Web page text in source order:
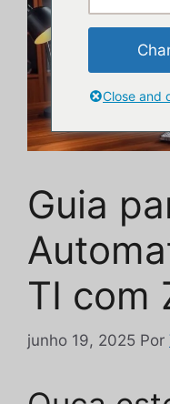
Guia
TI com
junho 19, 2025 Por
Close and